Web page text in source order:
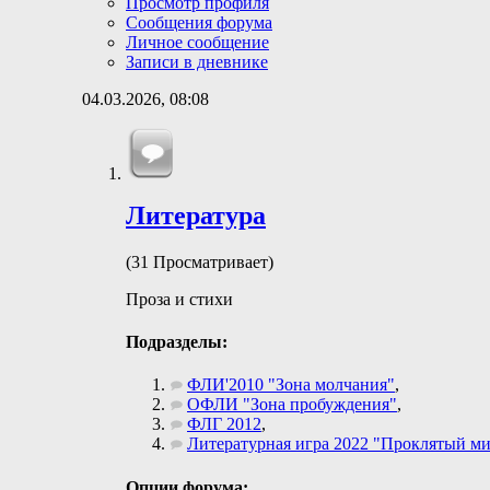
Сообщения форума
Личное сообщение
Записи в дневнике
04.03.2026, 08:08
Литература
(31 Просматривает)
Проза и стихи
Подразделы:
ФЛИ'2010 "Зона молчания",
ОФЛИ "Зона пробуждения",
ФЛГ 2012,
Литературная игра 2022 "Проклятый